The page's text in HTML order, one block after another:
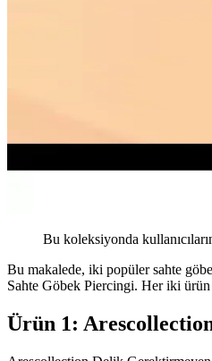
Bu koleksiyonda
Bu makalede, iki popüler sahte
Sahte Göbek Piercingi. Her iki ürün
Ürün 1: